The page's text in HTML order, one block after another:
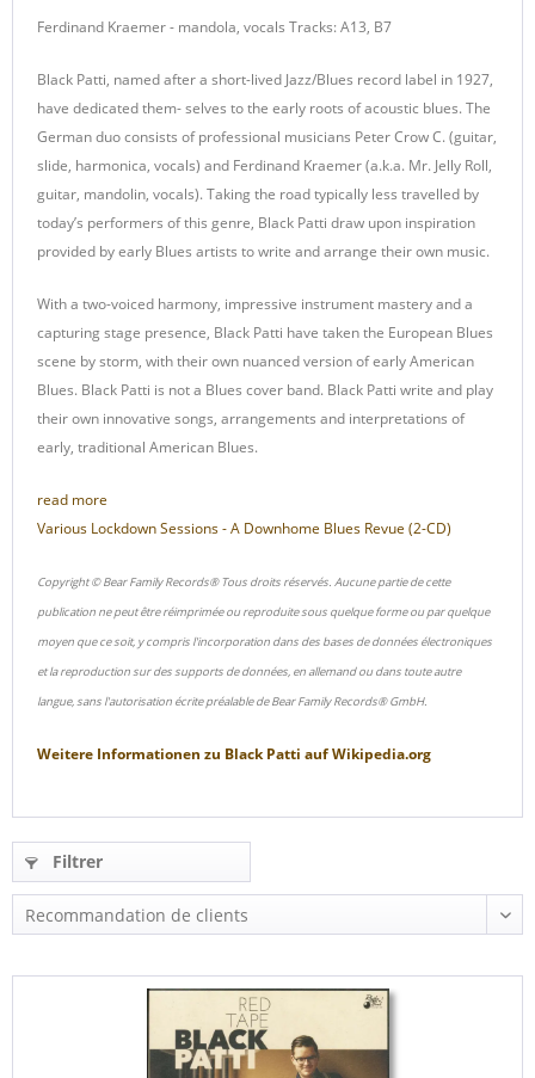
Ferdinand Kraemer - mandola, vocals Tracks: A13, B7
Black Patti, named after a short-lived Jazz/Blues record label in 1927,
have dedicated them- selves to the early roots of acoustic blues. The
German duo consists of professional musicians Peter Crow C. (guitar,
slide, harmonica, vocals) and Ferdinand Kraemer (a.k.a. Mr. Jelly Roll,
guitar, mandolin, vocals). Taking the road typically less travelled by
today’s performers of this genre, Black Patti draw upon inspiration
provided by early Blues artists to write and arrange their own music.
With a two-voiced harmony, impressive instrument mastery and a
capturing stage presence, Black Patti have taken the European Blues
scene by storm, with their own nuanced version of early American
Blues. Black Patti is not a Blues cover band. Black Patti write and play
their own innovative songs, arrangements and interpretations of
early, traditional American Blues.
read more
Various Lockdown Sessions - A Downhome Blues Revue (2-CD)
Copyright © Bear Family Records® Tous droits réservés. Aucune partie de cette
publication ne peut être réimprimée ou reproduite sous quelque forme ou par quelque
moyen que ce soit, y compris l'incorporation dans des bases de données électroniques
et la reproduction sur des supports de données, en allemand ou dans toute autre
langue, sans l'autorisation écrite préalable de Bear Family Records® GmbH.
Weitere Informationen zu Black Patti aufWikipedia.org
Filtrer